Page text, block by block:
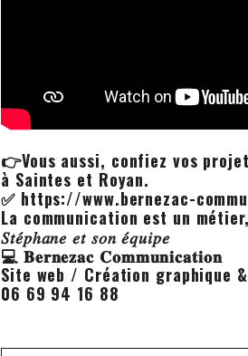
👉Vous aussi, confiez vos
à Saintes et Royan.
✅ https://www.bernezac-
La communication est un
𝑆𝑡𝑒́𝑝ℎ𝑎𝑛𝑒 𝑒𝑡 𝑠𝑜𝑛 𝑒́𝑞𝑢𝑖𝑝𝑒
💻 𝐁𝐞𝐫𝐧𝐞𝐳𝐚𝐜 𝐂𝐨𝐦𝐦𝐮𝐧𝐢𝐜𝐚𝐭𝐢𝐨𝐧
Site web / Création graphique
06 69 94 16 88